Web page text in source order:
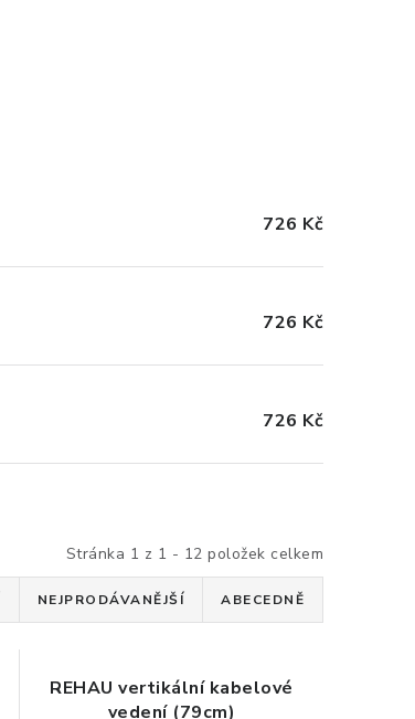
726 Kč
726 Kč
726 Kč
Stránka 1 z 1 - 12 položek celkem
NEJPRODÁVANĚJŠÍ ABECEDNĚ
REHAU vertikální kabelové
vedení (79cm)